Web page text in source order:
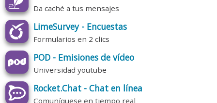
Da caché a tus mensajes
LimeSurvey - Encuestas
Formularios en 2 clics
POD - Emisiones de vídeo
Universidad youtube
Rocket.Chat - Chat en línea
Comuníquese en tiempo real